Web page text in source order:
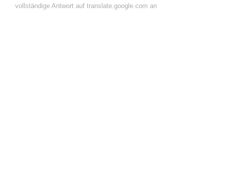
vollständige Antwort auf translate.google.com an